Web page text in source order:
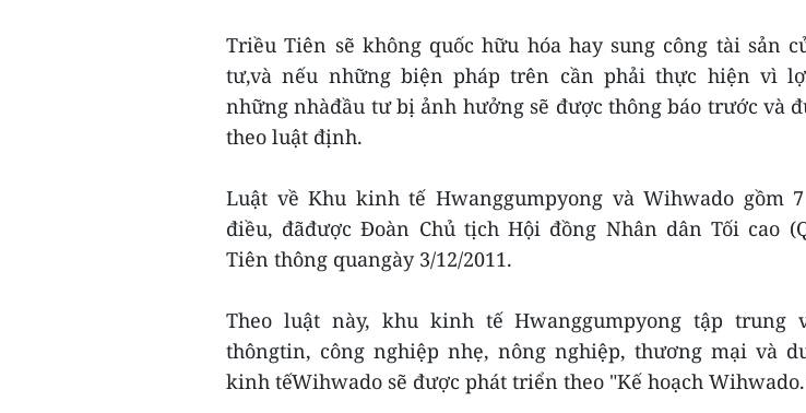
Triều Tiên sẽ không quốc hữu hóa hay sung công tài sản
tư,và nếu những biện pháp trên cần phải thực hiện vì
những nhàđầu tư bị ảnh hưởng sẽ được thông báo trước và
theo luật định.
Luật về Khu kinh tế Hwanggumpyong và Wihwado gồm
điều, đãđược Đoàn Chủ tịch Hội đồng Nhân dân Tối cao
Tiên thông quangày 3/12/2011.
Theo luật này, khu kinh tế Hwanggumpyong tập trung
thôngtin, công nghiệp nhẹ, nông nghiệp, thương mại và
kinh tếWihwado sẽ được phát triển theo "Kế hoạch